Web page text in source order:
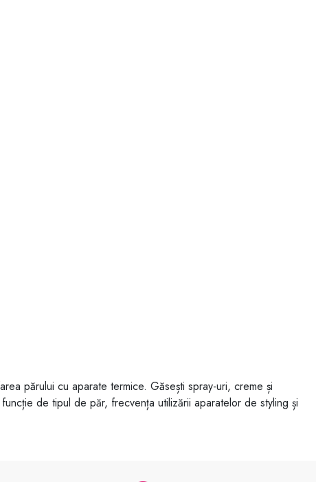
părului cu aparate termice. Găsești spray-uri, creme și
de tipul de păr, frecvența utilizării aparatelor de styling și